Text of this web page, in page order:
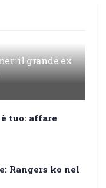
il grande ex
tuo: affare
Rangers ko nel